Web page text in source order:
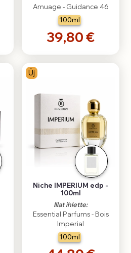
Amuage - Guidance 46
100ml
39,80 €
Új
Niche IMPERIUM edp -
100ml
Illat ihlette:
Essential Parfums - Bois
Imperial
100ml